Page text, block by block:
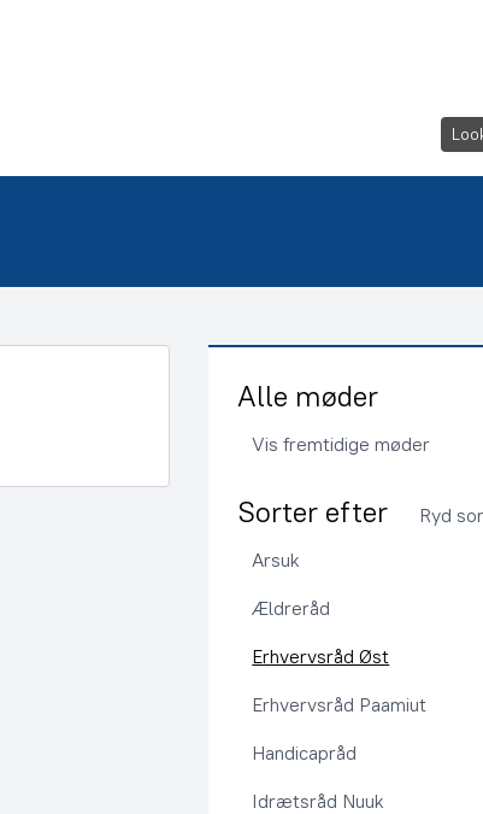
Alle møder
Vis fremtidige møder
Sorter efter
Ryd
Arsuk
Ældreråd
Erhvervsråd Øst
Erhvervsråd Paamiut
Handicapråd
Idrætsråd Nuuk